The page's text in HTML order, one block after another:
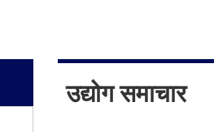
उद्योग समाचार